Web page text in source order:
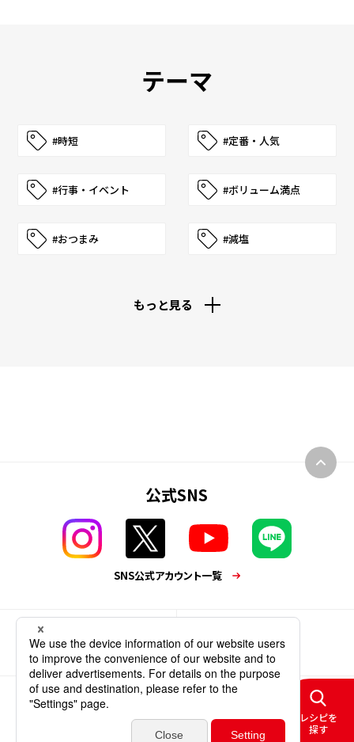
テーマ
#時短 #定番・人気
#行事・イベント #ボリューム満点
#おつまみ #減塩
もっと見る
レシピを
探す
公式SNS
SNS公式アカウント一覧
業務用商品 企業情報
ソーシャルメディアポリシーウェブアクセシビリティサイトマップ